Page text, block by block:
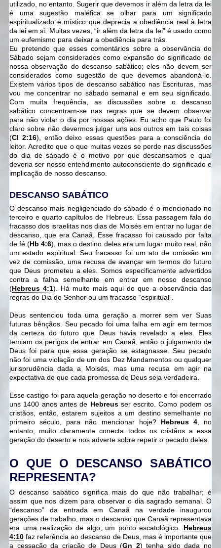
utilizado, no entanto. Sugerir que devemos ir além da letra da lei
é uma sugestão maléfica se olhar para um significado
espiritualizado e místico que deprecia a obediência real à letra
da lei em si. Muitas vezes, “ir além da letra da lei” é usado como
um eufemismo para deixar a obediência para trás.
Eu pretendo que esses comentários sobre a observância do
Sábado sejam considerados como expansão do significado de
nossa observação do descanso sabático; eles não devem ser
considerados como sugestão de que devemos abandoná-lo.
Existem vários tipos de descanso sabático nas Escrituras, mas
vou me concentrar no sábado semanal e em seu significado.
Com muita frequência, as discussões sobre o descanso
sabático concentram-se nas regras que se devem observar
para não violar o dia por nossas ações. Eu acho que Paulo foi
claro sobre não devermos julgar uns aos outros em tais coisas
(Cl 2:16), então deixo essas questões para a consciência do
leitor. Acredito que o que muitas vezes se perde nas discussões
do dia de sábado é o motivo por que descansamos e qual
deveria ser nosso entendimento autoconsciente do significado e
implicação de nosso descanso.
DESCANSO SABÁTICO
O descanso mais negligenciado do sábado é o mencionado no
terceiro e quarto capítulos de Hebreus. Essa passagem fala do
fracasso dos israelitas nos dias de Moisés em entrar no lugar de
descanso, que era Canaã. Esse fracasso foi causado por falta
de fé (Hb 4:6), mas o destino deles era um lugar muito real, não
um estado espiritual. Seu fracasso foi um ato de omissão em
vez de comissão, uma recusa de avançar em termos do futuro
que Deus prometeu a eles. Somos especificamente advertidos
contra a falha semelhante em entrar em nosso descanso
(Hebreus 4:1). Há muito mais aqui do que a observância das
regras do Dia do Senhor ou um fracasso “espiritual”.
Deus sentenciou toda uma geração a morrer sem ver Suas
futuras bênçãos. Seu pecado foi uma falha em agir em termos
da certeza do futuro que Deus havia revelado a eles. Eles
temiam os perigos de entrar em Canaã, então o julgamento de
Deus foi para que essa geração se estagnasse. Seu pecado
não foi uma violação de um dos Dez Mandamentos ou qualquer
jurisprudência dada a Moisés, mas uma recusa em agir na
expectativa de que cada promessa de Deus seja verdadeira.
Esse castigo foi para aquela geração no deserto e foi encerrado
uns 1400 anos antes de Hebreusser escrito. Como podem os
cristãos, então, estarem sujeitos a um destino semelhante no
primeiro século, para não mencionar hoje? Hebreus 4, no
entanto, muito claramente conecta todos os cristãos a essa
geração do deserto e nos adverte sobre repetir o pecado deles.
O QUE O DESCANSO SABÁTICO
REPRESENTA?
O descanso sabático significa mais do que não trabalhar; é
assim que nos dizem para observar o dia sagrado semanal. O
“descanso” da entrada em Canaã na verdade inaugurou
gerações de trabalho, mas o descanso que Canaã representava
era uma realização de algo, um ponto escatológico. Hebreus
4:10 faz referência ao descanso de Deus, mas é importante que
a cessação da criação de Deus (Gn 2) tenha sido dada no